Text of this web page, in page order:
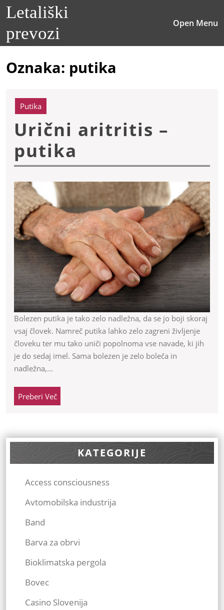
SkipLetališki
prevozi
Open Menu
Oznaka: putika
Putika
Urični aritritis –
putika
aritritis
–
putika
Bolezen putika je tako zelo nadležna, da se jo boji skoraj
vsaj človek. Namreč putika lahko zelo zagreni življenje
človeku ter mu tako uniči popolnoma vse navade, ki jih
je do sedaj imel. Sama bolezen je zelo boleča in
nadležna,…
Preberi VečPreberi
Več
KATEGORIJE
Access consciousness
Avtomobilska industrija
Band
Barva za obrvi
Bioklimatska pergola
Bovec
Casino Slovenija